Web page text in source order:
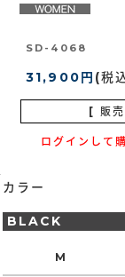
SD-4068
31,900円 (税
ログインして
[ 販売
カラー
BLACK
M